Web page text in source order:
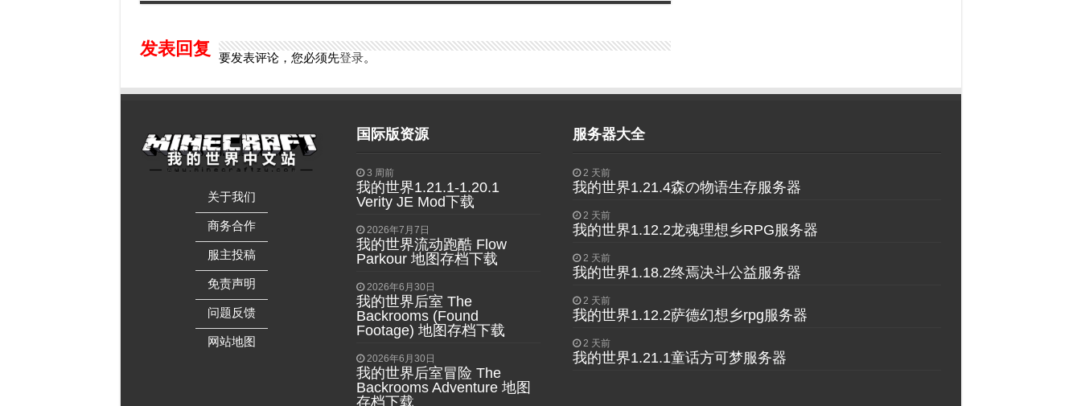
发表回复 要发表评论，您必须先登录。
关于我们
——————
商务合作
——————
服主投稿
——————
免责声明
——————
问题反馈
——————
网站地图
国际版资源
3 周前
我的世界1.21.1-1.20.1
Verity JE Mod下载
2026年7月7日
我的世界流动跑酷 Flow
Parkour 地图存档下载
2026年6月30日
我的世界后室 The
Backrooms (Found
Footage) 地图存档下载
2026年6月30日
我的世界后室冒险 The
Backrooms Adventure 地图
存档下载
服务器大全
2 天前
我的世界1.21.4森の物语生存服务器
2 天前
我的世界1.12.2龙魂理想乡RPG服务器
2 天前
我的世界1.18.2终焉决斗公益服务器
2 天前
我的世界1.12.2萨德幻想乡rpg服务器
2 天前
我的世界1.21.1童话方可梦服务器